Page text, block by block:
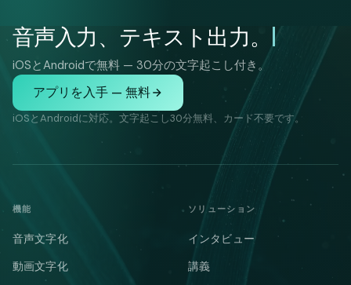
音声入力、テキスト出力。
iOSとAndroidで無料 — 30分の文字起こし付き。
アプリを入手 — 無料
iOSとAndroidに対応。文字起こし30分無料、カード不要です。
機能
音声文字化
動画文字化
ソリューション
インタビュー
講義